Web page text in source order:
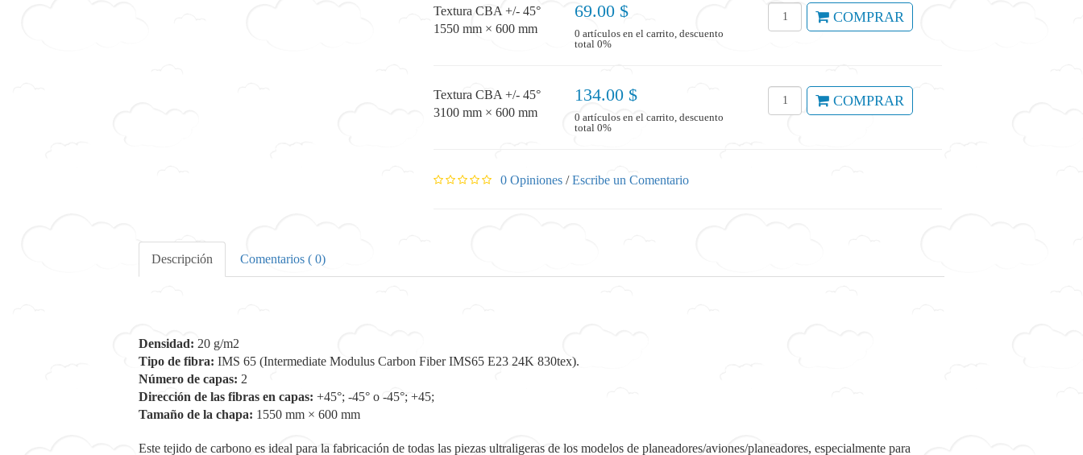
Textura CBA +/- 45°
1550 mm × 600 mm
69.00 $
0 artículos en el carrito, descuento
total 0%
COMPRAR
Textura CBA +/- 45°
3100 mm × 600 mm
134.00 $
0 artículos en el carrito, descuento
total 0%
COMPRAR
0 Opiniones /Escribe un Comentario
Descripción Comentarios ( 0)
Densidad: 20 g/m2
Tipo de fibra: IMS 65 (Intermediate Modulus Carbon Fiber IMS65 E23 24K 830tex).
Número de capas: 2
Dirección de las fibras en capas: +45°; -45° o -45°; +45;
Tamaño de la chapa: 1550 mm × 600 mm
Este tejido de carbono es ideal para la fabricación de todas las piezas ultraligeras de los modelos de planeadores/aviones/planeadores, especialmente para